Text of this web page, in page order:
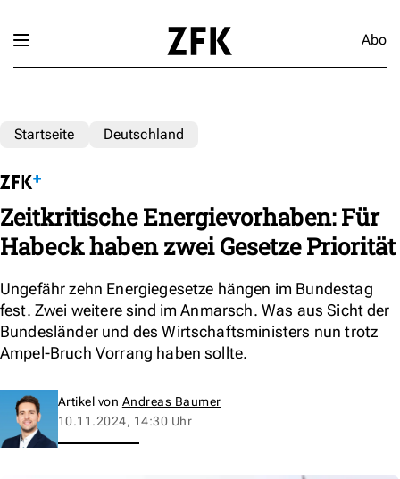
Abo
Startseite Deutschland
Zeitkritische Energievorhaben: Für
Habeck haben zwei Gesetze Priorität
Ungefähr zehn Energiegesetze hängen im Bundestag
fest. Zwei weitere sind im Anmarsch. Was aus Sicht der
Bundesländer und des Wirtschaftsministers nun trotz
Ampel-Bruch Vorrang haben sollte.
Artikel von Andreas Baumer
10.11.2024, 14:30 Uhr